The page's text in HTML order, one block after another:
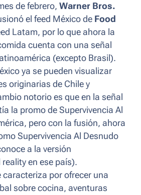
de febrero, Warner Bros.
el feed México de Food
Latam, por lo que ahora la
cuenta con una señal
(excepto Brasil).
ya se pueden visualizar
originarias de Chile y
notorio es que en la señal
la promo de Supervivencia Al
pero con la fusión, ahora
Supervivencia Al Desnudo
a la versión
en ese país).
caracteriza por ofrecer una
sobre cocina, aventuras